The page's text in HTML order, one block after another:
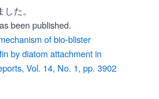
た。
been published.
of bio-blister
by diatom attachment in
Vol. 14, No. 1, pp. 3902